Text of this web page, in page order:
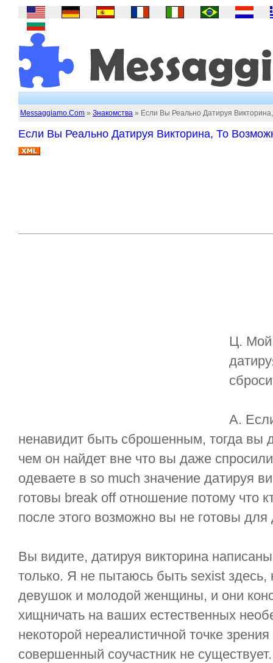
Messaggiamo.Com » Знакомства » Если Вы Реально Датируя
Если Вы Реально Датируя Викторина, То
Ц. Мой
А.
ненавидит быть сброшенным, тогда вы
чем он найдет вне что вы даже
одеваете в so much значение датируя
готовы break off отношение потому что
после этого возможно вы не готовы для
Вы видите, датируя викторина
только. Я не пытаюсь быть sexist
девушок и молодой женщины, и они
хищничать на ваших естественных
некоторой нереалистичной точке
совершенный соучастник не существует.